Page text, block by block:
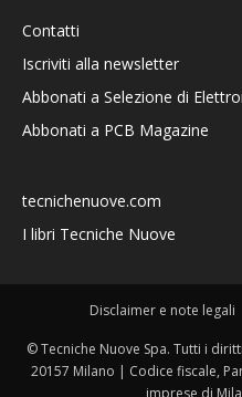
Contatti
Iscriviti alla newsletter
Abbonati a Selezione di
Abbonati a PCB Magazine
tecnichenuove.com
I libri Tecniche Nuove
Disclaimer e note legali
© Tecniche Nuove Spa. Tutti i
20157 Milano | Codice fiscale,